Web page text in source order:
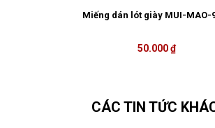
Miếng dán lót giày MUI-MAO-
50.000 ₫
CÁC TIN TỨC